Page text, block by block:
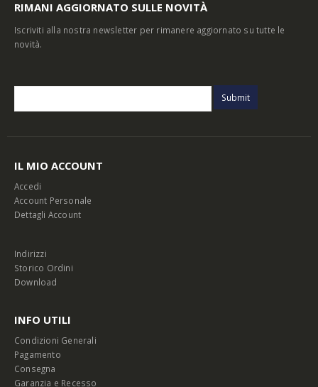
RIMANI AGGIORNATO SULLE NOVITÀ
Iscriviti alla nostra newsletter per rimanere aggiornato su tutte le
novità.
IL MIO ACCOUNT
Accedi
Account Personale
Dettagli Account
Indirizzi
Storico Ordini
Download
INFO UTILI
Condizioni Generali
Pagamento
Consegna
Garanzia e Recesso